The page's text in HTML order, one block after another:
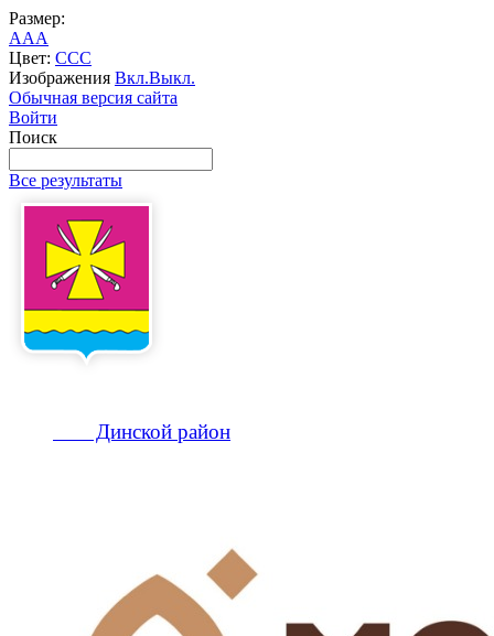
Размер:
AAA
Цвет: CCC
Изображения Вкл.Выкл.
Обычная версия сайта
Войти
Поиск
Все результаты
Динской район